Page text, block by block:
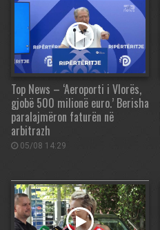
Top News – ‘Aeroporti i Vlorës,
gjobë 500 milionë euro.’ Berisha
paralajmëron faturën në
arbitrazh
05/08 14:29